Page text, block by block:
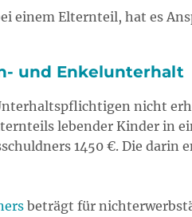
einem Elternteil, hat es
und Enkelunterhalt
nicht
lebender Kinder in
1450 €. Die
beträgt für